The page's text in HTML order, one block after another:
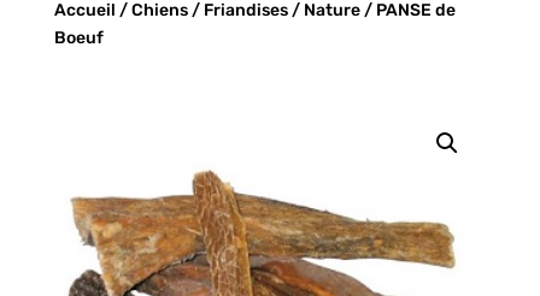
Accueil /Chiens/ Friandises/ Nature/ PANSE de
Boeuf